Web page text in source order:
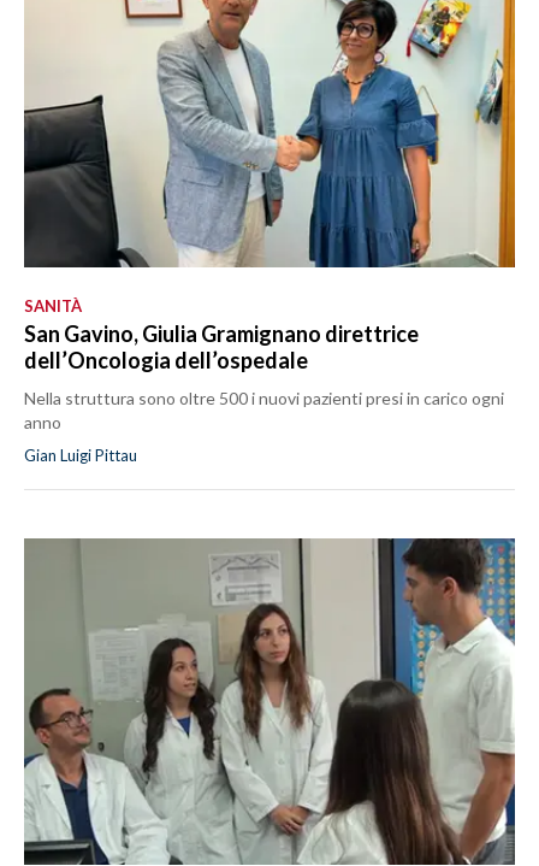
SANITÀ
San Gavino, Giulia Gramignano direttrice
dell’Oncologia dell’ospedale
Nella struttura sono oltre 500 i nuovi pazienti presi in carico ogni
anno
Gian Luigi Pittau